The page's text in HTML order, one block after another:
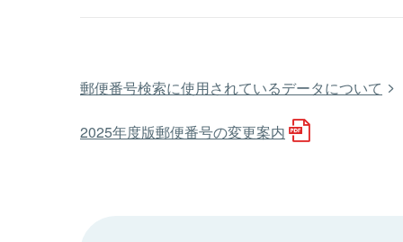
郵便番号検索に使用されているデータについて
2025年度版郵便番号の変更案内